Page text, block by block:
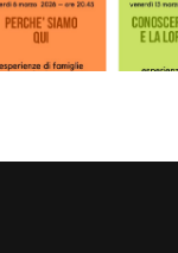
FRIULI VENEZIA
UDINE